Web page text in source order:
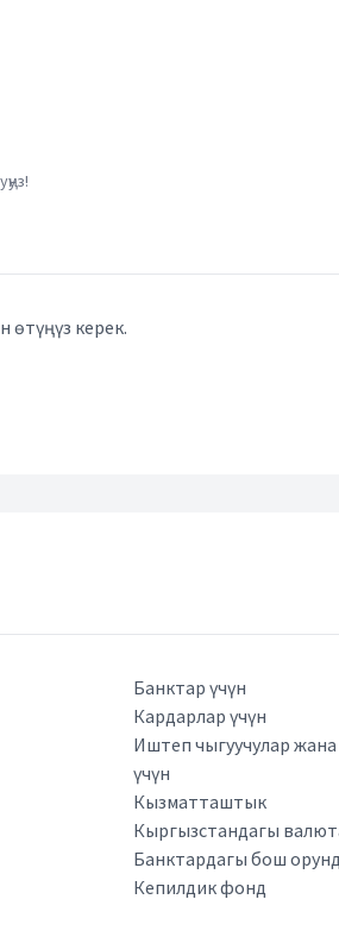
өтүңүз керек.
Банктар үчүн
Кардарлар үчүн
Иштеп чыгуучулар
үчүн
Кызматташтык
Кыргызстандагы
Банктардагы бош
Кепилдик фонд